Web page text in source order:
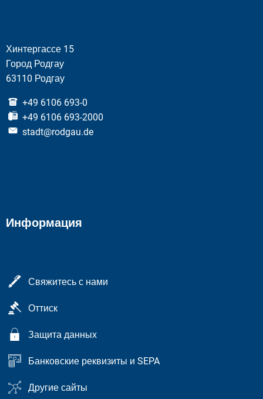
Хинтергассе 15
Город Родгау
63110 Родгау
+49 6106 693-0
+49 6106 693-2000
stadt@rodgau.de
Информация
Свяжитесь с нами
Оттиск
Защита данных
Банковские реквизиты и SEPA
Другие сайты